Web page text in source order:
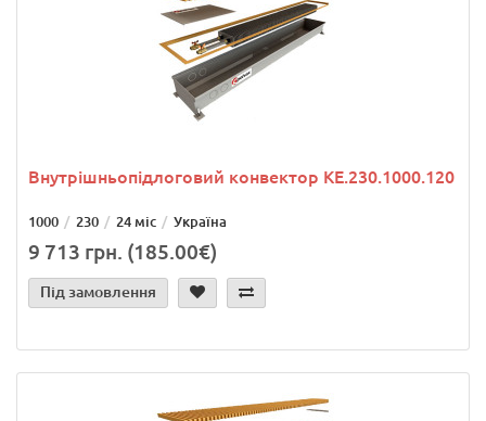
Внутрішньопідлоговий конвектор KE.230.1000.120
1000 230 24 міс Україна
9 713 грн. (185.00€)
Під замовлення